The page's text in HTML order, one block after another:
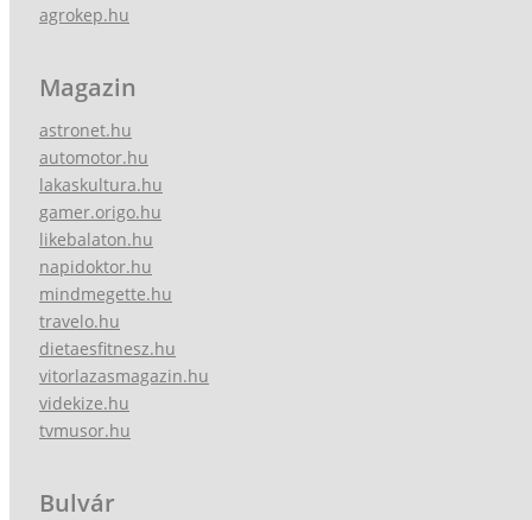
agrokep.hu
Magazin
astronet.hu
automotor.hu
lakaskultura.hu
gamer.origo.hu
likebalaton.hu
napidoktor.hu
mindmegette.hu
travelo.hu
dietaesfitnesz.hu
vitorlazasmagazin.hu
videkize.hu
tvmusor.hu
Bulvár